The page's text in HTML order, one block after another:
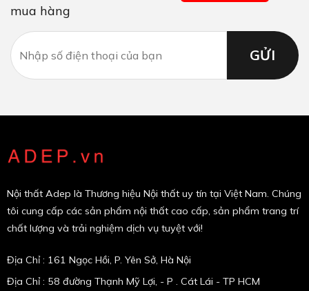
mua hàng
Nội thất Adep là Thương hiệu Nội thất uy tín tại Việt Nam. Chúng
tôi cung cấp các sản phẩm nội thất cao cấp, sản phẩm trang trí
chất lượng và trải nghiệm dịch vụ tuyệt với!
Địa Chỉ : 161 Ngọc Hồi, P. Yên Sở, Hà Nội
Địa Chỉ : 58 đường Thạnh Mỹ Lợi, - P . Cát Lái - TP HCM